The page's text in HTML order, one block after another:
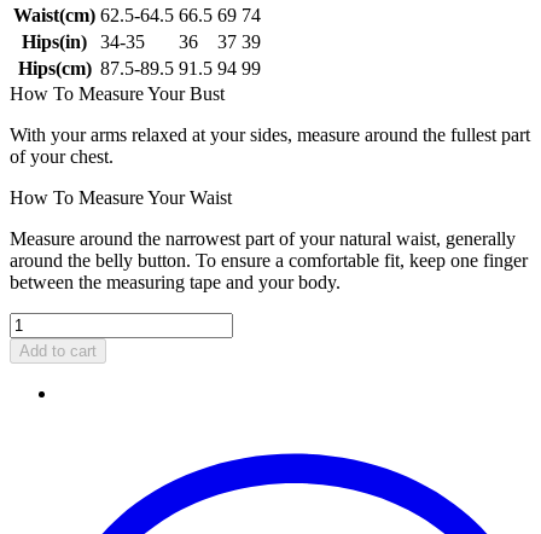
Waist(cm) 62.5-64.5 66.5 69 74
Hips(in)
34-35 36 37 39
Hips(cm) 87.5-89.5 91.5 94 99
How To Measure Your Bust
With your arms relaxed at your sides, measure around the fullest part
of your chest.
How To Measure Your Waist
Measure around the narrowest part of your natural waist, generally
around the belly button. To ensure a comfortable fit, keep one finger
between the measuring tape and your body.
Add to cart